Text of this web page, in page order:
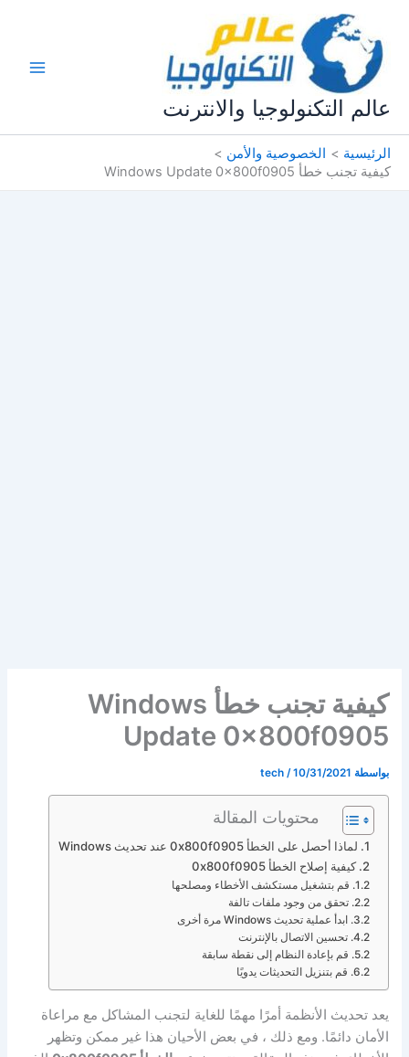
المحتوى
عالم التكنولوجيا والانترنت
الرئيسية
الخصوصية والأمن
كيفية تجنب خطأ Windows Update 0x800f0905
كيفية تجنب خطأ Windows
Update 0x800f0905
بواسطة tech /10/31/2021
محتويات المقالة
لماذا أحصل على الخطأ 0x800f0905 عند تحديث Windows
كيفية إصلاح الخطأ 0x800f0905
قم بتشغيل مستكشف الأخطاء ومصلحها
تحقق من وجود ملفات تالفة
ابدأ عملية تحديث Windows مرة أخرى
تحسين الاتصال بالإنترنت
قم بإعادة النظام إلى نقطة سابقة
قم بتنزيل التحديثات يدويًا
يعد تحديث الأنظمة أمرًا مهمًا للغاية لتجنب المشاكل مع مراعاة
الأمان دائمًا. ومع ذلك ، في بعض الأحيان هذا غير ممكن وتظهر